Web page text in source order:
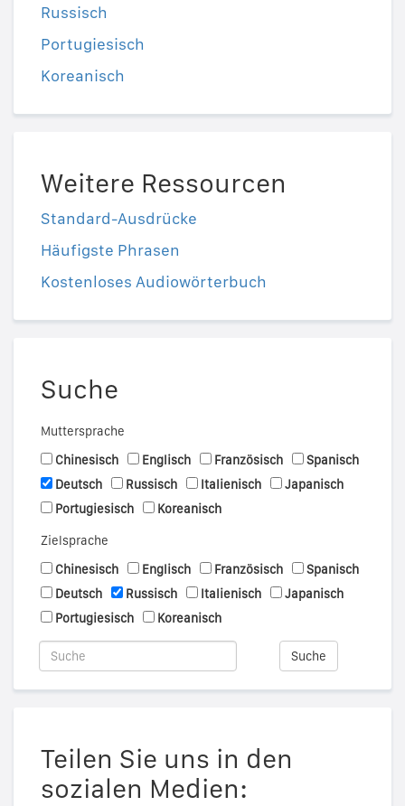
Russisch
Portugiesisch
Koreanisch
Weitere Ressourcen
Standard-Ausdrücke
Häufigste Phrasen
Kostenloses Audiowörterbuch
Suche
Muttersprache
Chinesisch
Englisch Französisch
Spanisch
Deutsch
Russisch Italienisch
Japanisch
Portugiesisch
Koreanisch
Zielsprache
Chinesisch
Englisch Französisch
Spanisch
Deutsch
Russisch Italienisch
Japanisch
Portugiesisch
Koreanisch
Suche
Teilen Sie uns in den
sozialen Medien: